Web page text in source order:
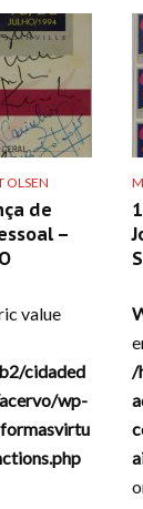
OLSEN
de
–
value
cidaded
wp-
/